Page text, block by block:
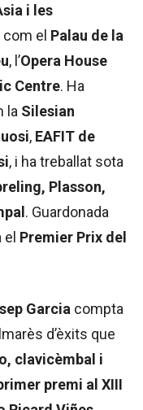
i les
com el Palau de la
, l’Opera House
Centre. Ha
la Silesian
, EAFIT de
, i ha treballat sota
Plasson,
. Guardonada
el Premier Prix del
Garcia compta
d’èxits que
clavicèmbal i
premi al XIII